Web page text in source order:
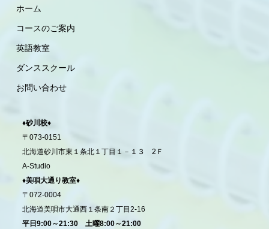
ホーム
コースのご案内
英語教室
ダンススクール
お問い合わせ
♦砂川校♦
〒073-0151
北海道砂川市東１条北１丁目１－１３ 2Ｆ
A-Studio
♦美唄大通り教室♦
〒072-0004
北海道美唄市大通西１条南２丁目2-16
平日9:00～21:30 土曜8:00～21:00